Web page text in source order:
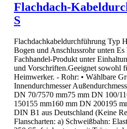
Flachdach-
S
Flachdachkabeldurchführung Typ
Bogen und Anschlussrohr unten Es
Fachhandel-Produkt unter
und Vorschriften.Geeignet sowohl
Heimwerker. - Rohr: • Wählbare
Innendurchmesser
DN 70/7570 mm75 mm DN 100/
150155 mm160 mm DN 200195
DIN B1 aus Deutschland (Keine
Flanscharten: a) Schweißbahn: